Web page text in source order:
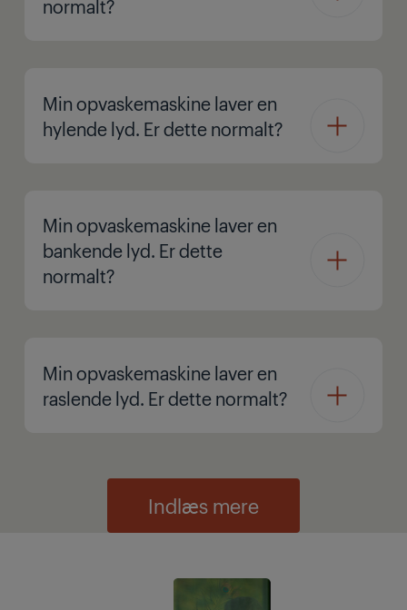
normalt?
Min opvaskemaskine laver en
hylende lyd. Er dette normalt?
Min opvaskemaskine laver en
bankende lyd. Er dette
normalt?
Min opvaskemaskine laver en
raslende lyd. Er dette normalt?
Indlæs mere